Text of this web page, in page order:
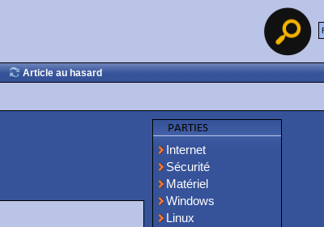
Article au hasard
Internet
Sécurité
Matériel
Windows
Linux